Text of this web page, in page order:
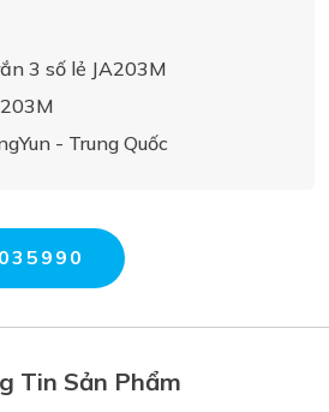
3 số lẻ JA203M
- Trung Quốc
Tin Sản Phẩm